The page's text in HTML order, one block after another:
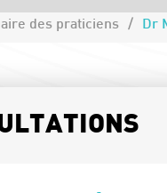
des praticiens Dr